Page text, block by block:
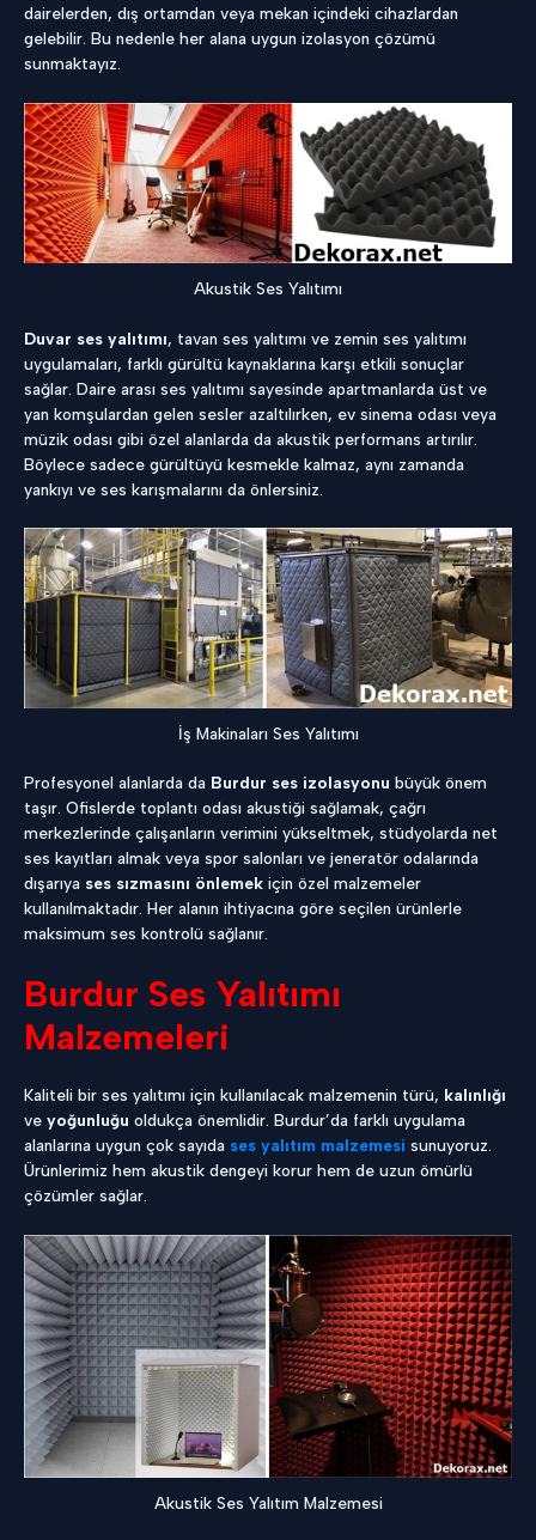
dairelerden, dış ortamdan veya mekan içindeki cihazlardan
gelebilir. Bu nedenle her alana uygun izolasyon çözümü
sunmaktayız.
Akustik Ses Yalıtımı
Duvar ses yalıtımı, tavan ses yalıtımı ve zemin ses yalıtımı
uygulamaları, farklı gürültü kaynaklarına karşı etkili sonuçlar
sağlar. Daire arası ses yalıtımı sayesinde apartmanlarda üst ve
yan komşulardan gelen sesler azaltılırken, ev sinema odası veya
müzik odası gibi özel alanlarda da akustik performans artırılır.
Böylece sadece gürültüyü kesmekle kalmaz, aynı zamanda
yankıyı ve ses karışmalarını da önlersiniz.
İş Makinaları Ses Yalıtımı
Profesyonel alanlarda da Burdur ses izolasyonu büyük önem
taşır. Ofislerde toplantı odası akustiği sağlamak, çağrı
merkezlerinde çalışanların verimini yükseltmek, stüdyolarda net
ses kayıtları almak veya spor salonları ve jeneratör odalarında
dışarıya ses sızmasını önlemek için özel malzemeler
kullanılmaktadır. Her alanın ihtiyacına göre seçilen ürünlerle
maksimum ses kontrolü sağlanır.
Burdur Ses Yalıtımı
Malzemeleri
Kaliteli bir ses yalıtımı için kullanılacak malzemenin türü, kalınlığı
ve yoğunluğu oldukça önemlidir. Burdur’da farklı uygulama
alanlarına uygun çok sayıda ses yalıtım malzemesi sunuyoruz.
Ürünlerimiz hem akustik dengeyi korur hem de uzun ömürlü
çözümler sağlar.
Akustik Ses Yalıtım Malzemesi